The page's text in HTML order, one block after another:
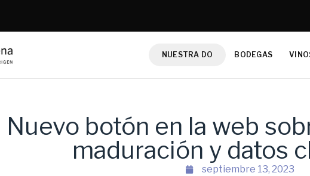
NUESTRA DO BODEGAS
Nuevo botón en la web
maduración y datos
septiembre 13, 2023